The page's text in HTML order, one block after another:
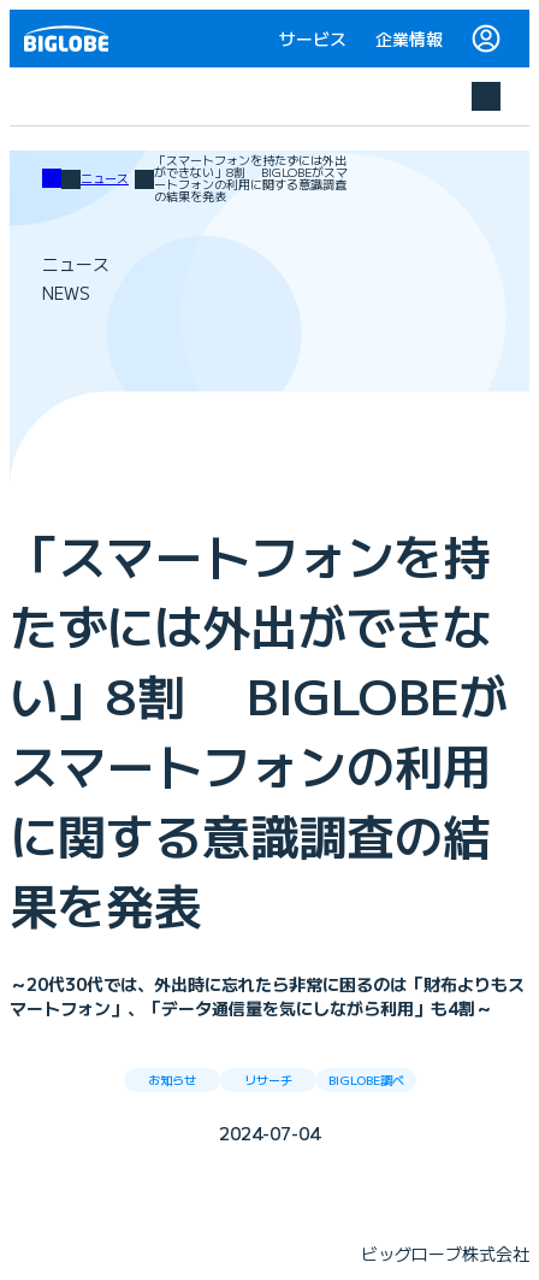
サービス 企業情報
ニュース
「スマートフォンを持たずには外出
ができない」8割 BIGLOBEがスマ
ートフォンの利用に関する意識調査
の結果を発表
ニュース
NEWS
「スマートフォンを持
たずには外出ができな
い」8割 BIGLOBEが
スマートフォンの利用
に関する意識調査の結
果を発表
～20代30代では、外出時に忘れたら非常に困るのは「財布よりもス
マートフォン」、「データ通信量を気にしながら利用」も4割～
お知らせ リサーチ BIGLOBE調べ
2024-07-04
ビッグローブ株式会社